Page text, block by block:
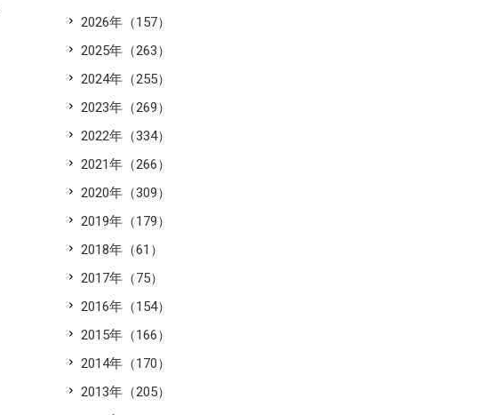
2026年（157）
2025年（263）
2024年（255）
2023年（269）
2022年（334）
2021年（266）
2020年（309）
2019年（179）
2018年（61）
2017年（75）
2016年（154）
2015年（166）
2014年（170）
2013年（205）